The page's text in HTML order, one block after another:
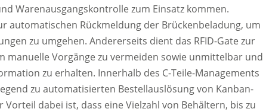
Warenausgangskontrolle zum Einsatz kommen.
automatischen Rückmeldung der Brückenbeladung, um
zu umgehen. Andererseits dient das RFID-Gate zur
manuelle Vorgänge zu vermeiden sowie unmittelbar und
zu erhalten. Innerhalb des C-Teile-Managements
zu automatisierten Bestellauslösung von Kanban-
dabei ist, dass eine Vielzahl von Behältern, bis zu